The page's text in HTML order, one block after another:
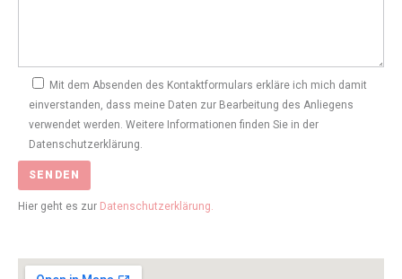
Mit dem Absenden des Kontaktformulars erkläre ich mich damit
einverstanden, dass meine Daten zur Bearbeitung des Anliegens
verwendet werden. Weitere Informationen finden Sie in der
Datenschutzerklärung.
Hier geht es zur Datenschutzerklärung.